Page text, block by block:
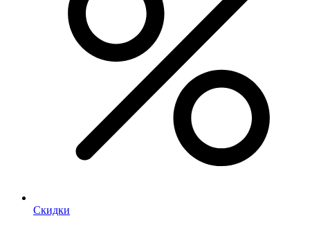
Скидки